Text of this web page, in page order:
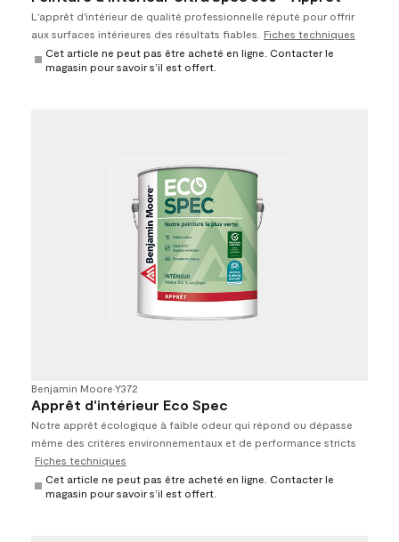
L'apprêt d'intérieur de qualité professionnelle réputé pour offrir
aux surfaces intérieures des résultats fiables.
Fiches techniques
Cet article ne peut pas être acheté en ligne. Contacter le
magasin pour savoir s’il est offert.
Benjamin Moore•Y372
Apprêt d'intérieur Eco Spec
Notre apprêt écologique à faible odeur qui répond ou dépasse
même des critères environnementaux et de performance stricts
Fiches techniques
Cet article ne peut pas être acheté en ligne. Contacter le
magasin pour savoir s’il est offert.